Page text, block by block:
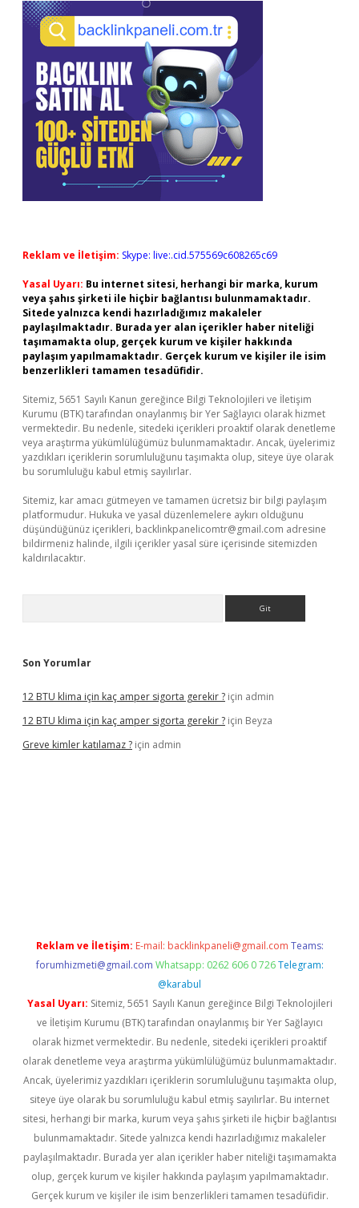
Reklam ve İletişim: Skype: live:.cid.575569c608265c69
Yasal Uyarı: Bu internet sitesi, herhangi bir marka, kurum
veya şahıs şirketi ile hiçbir bağlantısı bulunmamaktadır.
Sitede yalnızca kendi hazırladığımız makaleler
paylaşılmaktadır. Burada yer alan içerikler haber niteliği
taşımamakta olup, gerçek kurum ve kişiler hakkında
paylaşım yapılmamaktadır. Gerçek kurum ve kişiler ile isim
benzerlikleri tamamen tesadüfidir.
Sitemiz, 5651 Sayılı Kanun gereğince Bilgi Teknolojileri ve İletişim
Kurumu (BTK) tarafından onaylanmış bir Yer Sağlayıcı olarak hizmet
vermektedir. Bu nedenle, sitedeki içerikleri proaktif olarak denetleme
veya araştırma yükümlülüğümüz bulunmamaktadır. Ancak, üyelerimiz
yazdıkları içeriklerin sorumluluğunu taşımakta olup, siteye üye olarak
bu sorumluluğu kabul etmiş sayılırlar.
Sitemiz, kar amacı gütmeyen ve tamamen ücretsiz bir bilgi paylaşım
platformudur. Hukuka ve yasal düzenlemelere aykırı olduğunu
düşündüğünüz içerikleri, backlinkpanelicomtr@gmail.com adresine
bildirmeniz halinde, ilgili içerikler yasal süre içerisinde sitemizden
kaldırılacaktır.
Son Yorumlar
12 BTU klima için kaç amper sigorta gerekir ? için admin
12 BTU klima için kaç amper sigorta gerekir ? için Beyza
Greve kimler katılamaz ? için admin
Reklam ve İletişim: E-mail: backlinkpaneli@gmail.com Teams:
forumhizmeti@gmail.com Whatsapp: 0262 606 0 726 Telegram:
@karabul
Yasal Uyarı: Sitemiz, 5651 Sayılı Kanun gereğince Bilgi Teknolojileri
ve İletişim Kurumu (BTK) tarafından onaylanmış bir Yer Sağlayıcı
olarak hizmet vermektedir. Bu nedenle, sitedeki içerikleri proaktif
olarak denetleme veya araştırma yükümlülüğümüz bulunmamaktadır.
Ancak, üyelerimiz yazdıkları içeriklerin sorumluluğunu taşımakta olup,
siteye üye olarak bu sorumluluğu kabul etmiş sayılırlar. Bu internet
sitesi, herhangi bir marka, kurum veya şahıs şirketi ile hiçbir bağlantısı
bulunmamaktadır. Sitede yalnızca kendi hazırladığımız makaleler
paylaşılmaktadır. Burada yer alan içerikler haber niteliği taşımamakta
olup, gerçek kurum ve kişiler hakkında paylaşım yapılmamaktadır.
Gerçek kurum ve kişiler ile isim benzerlikleri tamamen tesadüfidir.